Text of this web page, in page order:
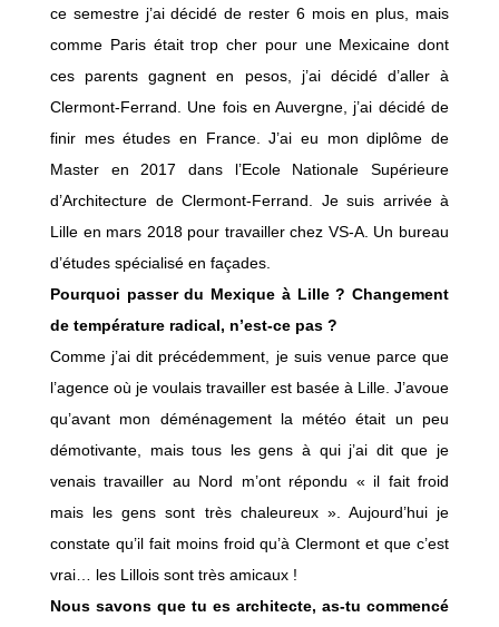
ce semestre j’ai décidé de rester 6 mois en plus, mais
comme Paris était trop cher pour une Mexicaine dont
ces parents gagnent en pesos, j’ai décidé d’aller à
Clermont-Ferrand. Une fois en Auvergne, j’ai décidé de
finir mes études en France. J’ai eu mon diplôme de
Master en 2017 dans l’Ecole Nationale Supérieure
d’Architecture de Clermont-Ferrand. Je suis arrivée à
Lille en mars 2018 pour travailler chez VS-A. Un bureau
d’études spécialisé en façades.
Pourquoi passer du Mexique à Lille ? Changement
de température radical, n’est-ce pas ?
Comme j’ai dit précédemment, je suis venue parce que
l’agence où je voulais travailler est basée à Lille. J’avoue
qu’avant mon déménagement la météo était un peu
démotivante, mais tous les gens à qui j’ai dit que je
venais travailler au Nord m’ont répondu « il fait froid
mais les gens sont très chaleureux ». Aujourd’hui je
constate qu’il fait moins froid qu’à Clermont et que c’est
vrai… les Lillois sont très amicaux !
Nous savons que tu es architecte, as-tu commencé